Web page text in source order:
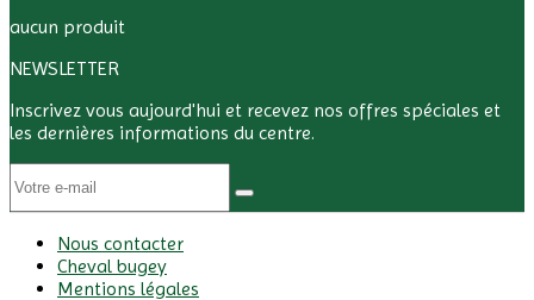
aucun produit
NEWSLETTER
Inscrivez vous aujourd'hui et recevez nos offres spéciales et
les dernières informations du centre.
Nous contacter
Cheval bugey
Mentions légales